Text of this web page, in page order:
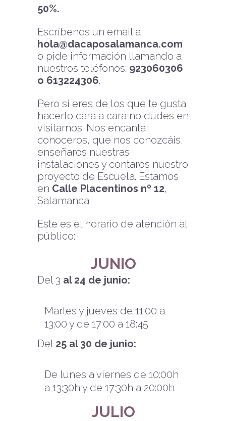
50%.
Escríbenos un email a
hola@dacaposalamanca.com
o pide información llamando a
nuestros teléfonos: 923060306
o 613224306.
Pero si eres de los que te gusta
hacerlo cara a cara no dudes en
visitarnos. Nos encanta
conoceros, que nos conozcáis,
enseñaros nuestras
instalaciones y contaros nuestro
proyecto de Escuela. Estamos
en Calle Placentinos nº 12,
Salamanca.
Este es el horario de atención al
público:
JUNIO
Del 3 al 24 de junio:
Martes y jueves de 11:00 a
13:00 y de 17:00 a 18:45
Del 25 al 30 de junio:
De lunes a viernes de 10:00h
a 13:30h y de 17:30h a 20:00h
JULIO